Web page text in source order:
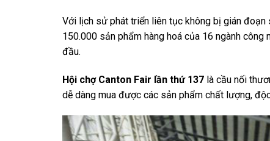
Với lịch sử phát triển liên tục không bị gián đoạn
150.000 sản phẩm hàng hoá của 16 ngành
đầu.
Hội chợ Canton Fair lần thứ 137 là cầu nối
dễ dàng mua được các sản phẩm chất lượng,